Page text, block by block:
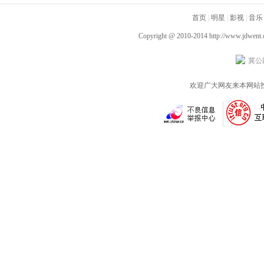
间不必过度承担
首页 明星 影视 音乐
Copyright @ 2010-2014 http://
冀公
欢迎广大网友来本网站